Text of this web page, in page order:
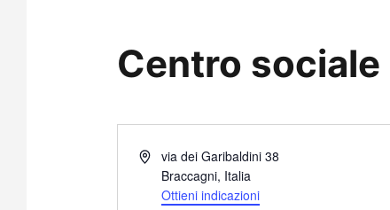
Centro sociale
I
via dei Garibaldini 38
Braccagni, Italia
Ottieni indicazioni